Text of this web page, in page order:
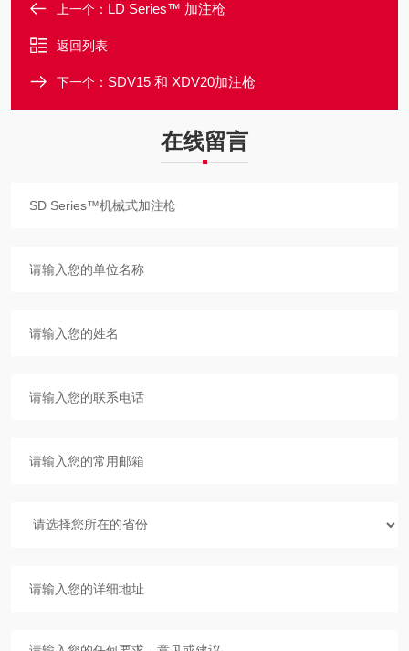
上一个： LD Series™ 加注枪
返回列表
下一个： SDV15 和 XDV20加注枪
在线留言